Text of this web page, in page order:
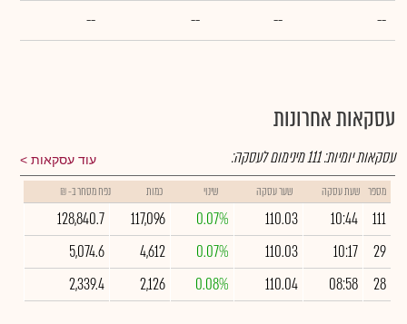
--
--
--
--
עסקאות אחרונות
עוד עסקאות עסקאות יומיות:111מינימום לעסקה:
מספר שעת עסקה שער עסקה שינוי כמות נפח מסחר ב- ₪
111
10:44
110.03
0.07%
117,096
128,840.7
29
10:17
110.03
0.07%
4,612
5,074.6
28
08:58
110.04
0.08%
2,126
2,339.4